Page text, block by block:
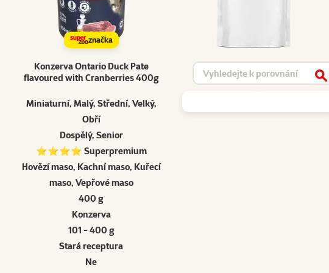
značka
Konzerva Ontario Duck Pate
flavoured with Cranberries 400g
Vyhledat produkt
Miniaturní, Malý, Střední, Velký,
Obří
Dospělý, Senior
⭐⭐⭐⭐ Superpremium
Hovězí maso, Kachní maso, Kuřecí
maso, Vepřové maso
400 g
Konzerva
101 - 400 g
Stará receptura
Ne